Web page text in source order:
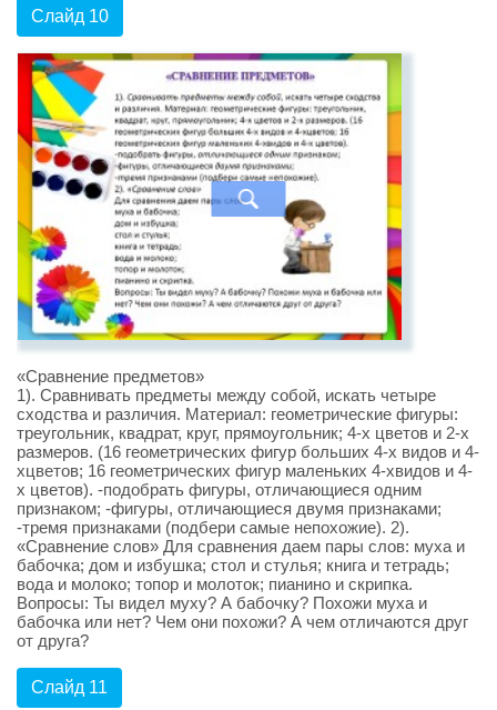
Слайд 10
«Сравнение предметов»
1). Сравнивать предметы между собой, искать четыре
сходства и различия. Материал: геометрические фигуры:
треугольник, квадрат, круг, прямоугольник; 4-х цветов и 2-х
размеров. (16 геометрических фигур больших 4-х видов и 4-
хцветов; 16 геометрических фигур маленьких 4-хвидов и 4-
х цветов). -подобрать фигуры, отличающиеся одним
признаком; -фигуры, отличающиеся двумя признаками;
-тремя признаками (подбери самые непохожие). 2).
«Сравнение слов» Для сравнения даем пары слов: муха и
бабочка; дом и избушка; стол и стулья; книга и тетрадь;
вода и молоко; топор и молоток; пианино и скрипка.
Вопросы: Ты видел муху? А бабочку? Похожи муха и
бабочка или нет? Чем они похожи? А чем отличаются друг
от друга?
Слайд 11